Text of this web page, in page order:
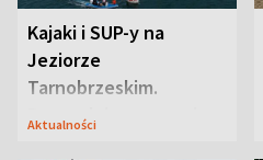
Kajaki i SUP-y na
Jeziorze
Tarnobrzeskim.
Przyrodnicy zwracają
Aktualności